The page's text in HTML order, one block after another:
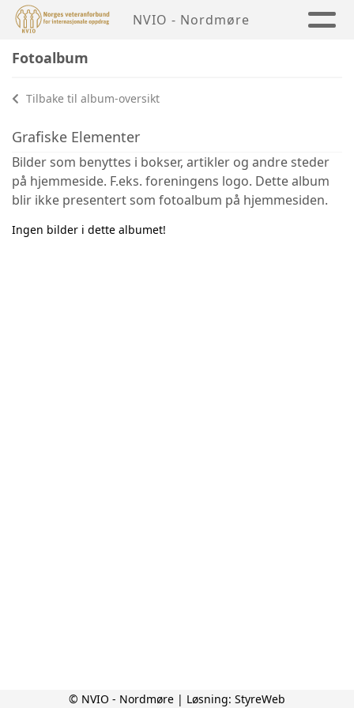
NVIO - Nordmøre
Fotoalbum
Tilbake til album-oversikt
Grafiske Elementer
Bilder som benyttes i bokser, artikler og andre steder
på hjemmeside. F.eks. foreningens logo. Dette album
blir ikke presentert som fotoalbum på hjemmesiden.
Ingen bilder i dette albumet!
© NVIO - Nordmøre | Løsning: StyreWeb